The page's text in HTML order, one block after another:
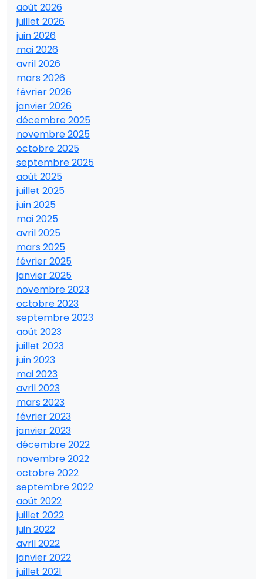
août 2026
juillet 2026
juin 2026
mai 2026
avril 2026
mars 2026
février 2026
janvier 2026
décembre 2025
novembre 2025
octobre 2025
septembre 2025
août 2025
juillet 2025
juin 2025
mai 2025
avril 2025
mars 2025
février 2025
janvier 2025
novembre 2023
octobre 2023
septembre 2023
août 2023
juillet 2023
juin 2023
mai 2023
avril 2023
mars 2023
février 2023
janvier 2023
décembre 2022
novembre 2022
octobre 2022
septembre 2022
août 2022
juillet 2022
juin 2022
avril 2022
janvier 2022
juillet 2021